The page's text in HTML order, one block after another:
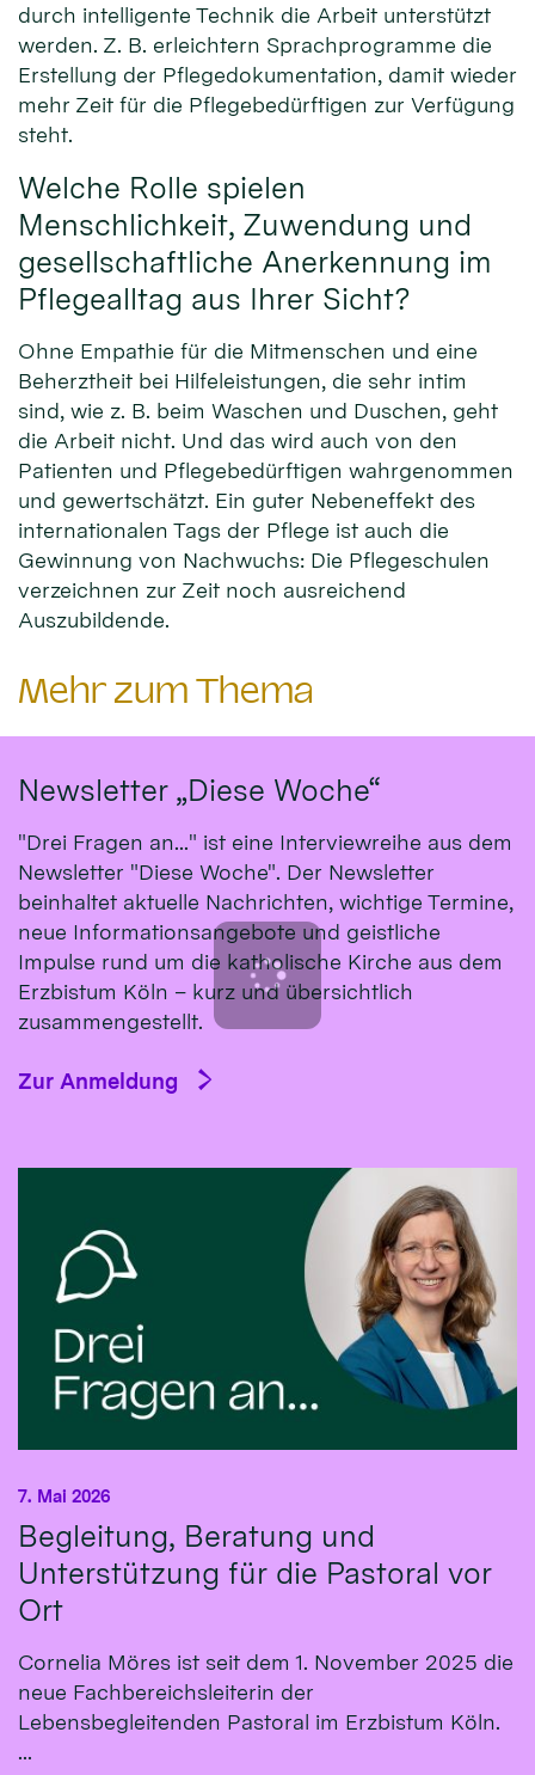
durch intelligente Technik die Arbeit unterstützt
werden. Z. B. erleichtern Sprachprogramme die
Erstellung der Pflegedokumentation, damit wieder
mehr Zeit für die Pflegebedürftigen zur Verfügung
steht.
Welche Rolle spielen
Menschlichkeit, Zuwendung und
gesellschaftliche Anerkennung im
Pflegealltag aus Ihrer Sicht?
Ohne Empathie für die Mitmenschen und eine
Beherztheit bei Hilfeleistungen, die sehr intim
sind, wie z. B. beim Waschen und Duschen, geht
die Arbeit nicht. Und das wird auch von den
Patienten und Pflegebedürftigen wahrgenommen
und gewertschätzt. Ein guter Nebeneffekt des
internationalen Tags der Pflege ist auch die
Gewinnung von Nachwuchs: Die Pflegeschulen
verzeichnen zur Zeit noch ausreichend
Auszubildende.
Mehr zum Thema
Newsletter „Diese Woche“
"Drei Fragen an..." ist eine Interviewreihe aus dem
Newsletter "Diese Woche". Der Newsletter
beinhaltet aktuelle Nachrichten, wichtige Termine,
neue Informationsangebote und geistliche
Impulse rund um die katholische Kirche aus dem
Erzbistum Köln – kurz und übersichtlich
zusammengestellt.
Zur Anmeldung
Begleitung, Beratung und
Unterstützung für die Pastoral vor
Ort
7. Mai 2026
Cornelia Möres ist seit dem 1. November 2025 die
neue Fachbereichsleiterin der
Lebensbegleitenden Pastoral im Erzbistum Köln.
...